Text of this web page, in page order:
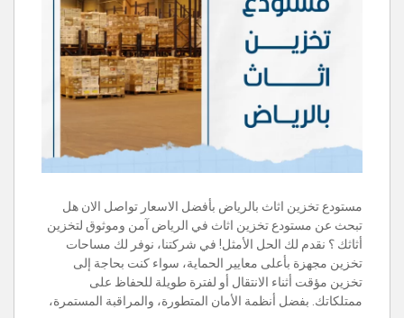
مستودع تخزين اثاث بالرياض بأفضل الاسعار تواصل الان هل
تبحث عن مستودع تخزين اثاث في الرياض آمن وموثوق لتخزين
أثاثك ؟ نقدم لك الحل الأمثل! في شركتنا، نوفر لك مساحات
تخزين مجهزة بأعلى معايير الحماية، سواء كنت بحاجة إلى
تخزين مؤقت أثناء الانتقال أو لفترة طويلة للحفاظ على
ممتلكاتك. بفضل أنظمة الأمان المتطورة، والمراقبة المستمرة،